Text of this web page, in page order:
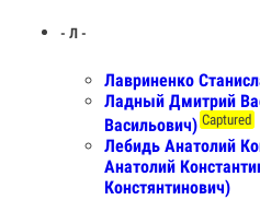
- Л -
Лавриненко
Ладный Дмитрий
Васильович) Captured
Лебидь Анатолий
Анатолий
Констянтинович)